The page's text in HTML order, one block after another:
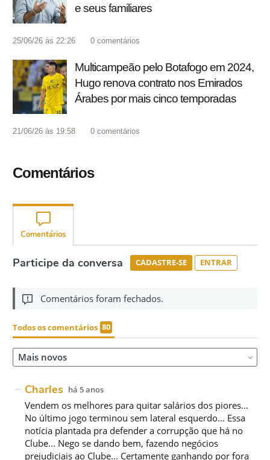
e seus familiares
25/06/26 às 22:26 0 comentários
Multicampeão pelo Botafogo em 2024,
Hugo renova contrato nos Emirados
Árabes por mais cinco temporadas
21/06/26 às 19:58 0 comentários
Comentários